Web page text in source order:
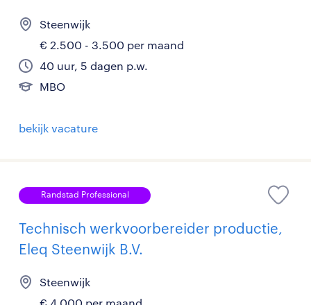
Steenwijk
€ 2.500 - 3.500 per maand
40 uur, 5 dagen p.w.
MBO
bekijk vacature
Randstad Professional
Technisch werkvoorbereider productie,
Eleq Steenwijk B.V.
Steenwijk